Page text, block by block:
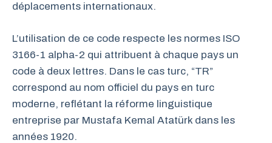
déplacements internationaux.
L’utilisation de ce code respecte les normes ISO
3166-1 alpha-2 qui attribuent à chaque pays un
code à deux lettres. Dans le cas turc, “TR”
correspond au nom officiel du pays en turc
moderne, reflétant la réforme linguistique
entreprise par Mustafa Kemal Atatürk dans les
années 1920.